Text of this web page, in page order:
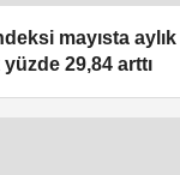
mayısta aylık
yüzde 29,84 arttı